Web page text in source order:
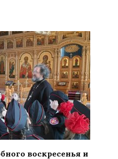
воскресенья и